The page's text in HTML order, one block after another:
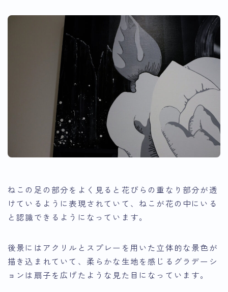
ねこの足の部分をよく見ると花びらの重なり部分が透
けているように表現されていて、ねこが花の中にいる
と認識できるようになっています。
後景にはアクリルとスプレーを用いた立体的な景色が
描き込まれていて、柔らかな生地を感じるグラデーシ
ョンは扇子を広げたような見た目になっています。